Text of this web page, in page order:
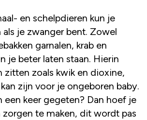
en schelpdieren kun je
je zwanger bent. Zowel
garnalen, krab en
je beter laten staan. Hierin
zitten zoals kwik en dioxine,
zijn voor je ongeboren baby.
een keer gegeten? Dan hoef je
te maken, dit wordt pas